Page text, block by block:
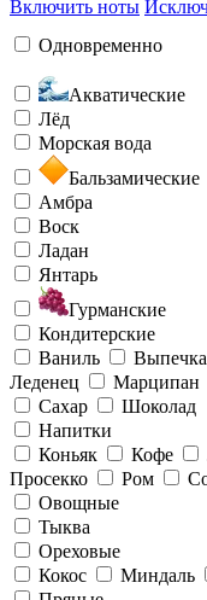
Включить ноты
Одновременно
Акватические
Лёд
Морская вода
Бальзамические
Амбра
Воск
Ладан
Янтарь
Гурманские
Кондитерские
Ваниль
Выпечка
Леденец
Марципан
Сахар
Шоколад
Напитки
Коньяк
Кофе
Просекко
Ром
Овощные
Тыква
Ореховые
Кокос
Миндаль